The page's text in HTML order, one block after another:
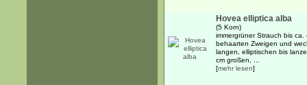
Hovea elliptica alba
(5 Korn)
immergrüner Strauch bis
behaarten Zweigen und
langen, elliptischen bis
cm großen, ...
[mehr lesen]